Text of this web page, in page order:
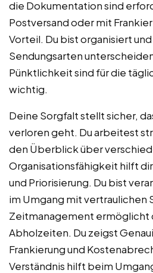
die Dokumentation sind
Postversand oder mit
Vorteil. Du bist organisiert
Sendungsarten
Pünktlichkeit sind für die
wichtig.
Deine Sorgfalt stellt sicher,
verloren geht. Du arbeitest
den Überblick über
Organisationsfähigkeit hilft
und Priorisierung. Du bist
im Umgang mit vertraulichen
Zeitmanagement ermöglicht
Abholzeiten. Du zeigst
Frankierung und
Verständnis hilft beim